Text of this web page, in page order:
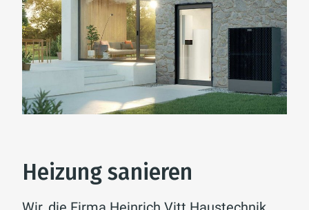
Heizung sanieren